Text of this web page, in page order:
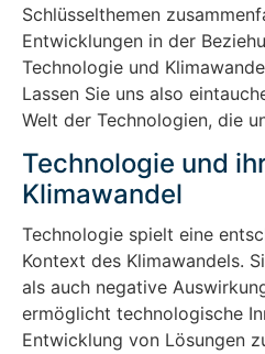
Schlüsselthemen
Entwicklungen in der
Technologie und
Lassen Sie uns also
Welt der Technologien, die
Technologie und
Klimawandel
Technologie spielt eine
Kontext des Klimawandels.
als auch negative
ermöglicht technologische
Entwicklung von Lösungen